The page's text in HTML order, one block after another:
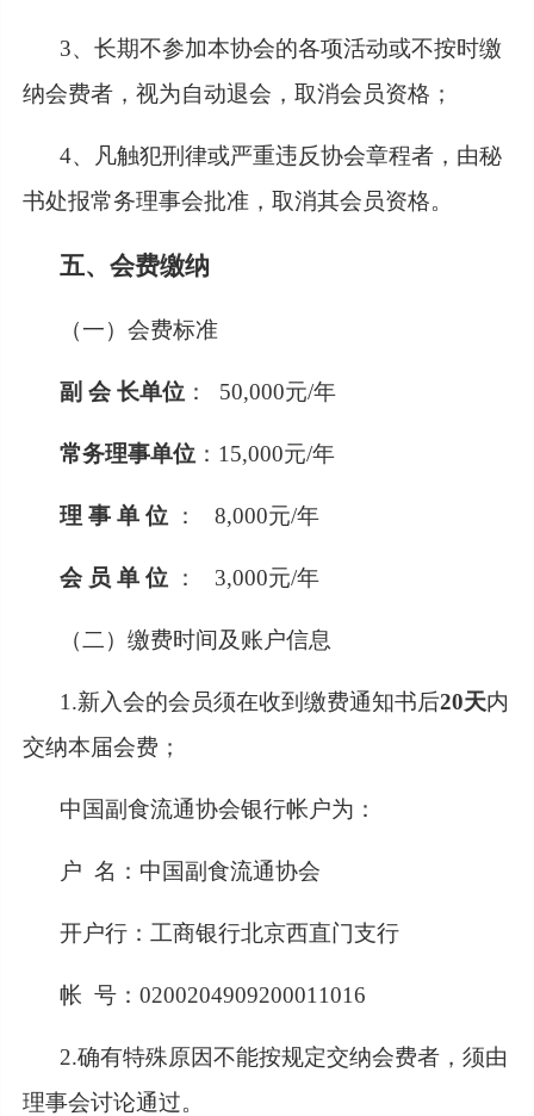
3、长期不参加本协会的各项活动或不按时缴
纳会费者，视为自动退会，取消会员资格；
4、凡触犯刑律或严重违反协会章程者，由秘
书处报常务理事会批准，取消其会员资格。
五、会费缴纳
（一）会费标准
副 会 长单位 ： 50,000元/年
常务理事单位 ： 15,000元/年
理 事 单 位 ： 8,000元/年
会 员 单 位 ： 3,000元/年
（二）缴费时间及账户信息
1.新入会的会员须在收到缴费通知书后20天内
交纳本届会费；
中国副食流通协会银行帐户为：
户 名：中国副食流通协会
开户行：工商银行北京西直门支行
帐 号：0200204909200011016
2.确有特殊原因不能按规定交纳会费者，须由
理事会讨论通过。